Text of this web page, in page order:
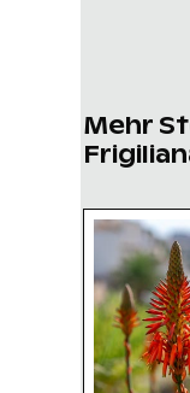
Mehr